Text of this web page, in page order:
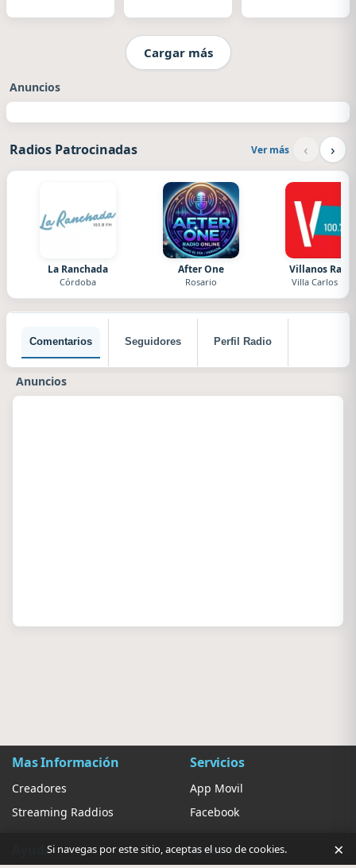
Cargar más
Anuncios
Radios Patrocinadas Ver más ‹ ›
La Ranchada
Córdoba
After One
Rosario
Villanos
Villa Carlos Paz
Comentarios Seguidores Perfil Radio
Anuncios
Mas Información
Creadores
Streaming Raddios
Servicios
App Movil
Facebook
Ayuda Ajustes
Si navegas por este sitio, aceptas el uso de cookies. ×